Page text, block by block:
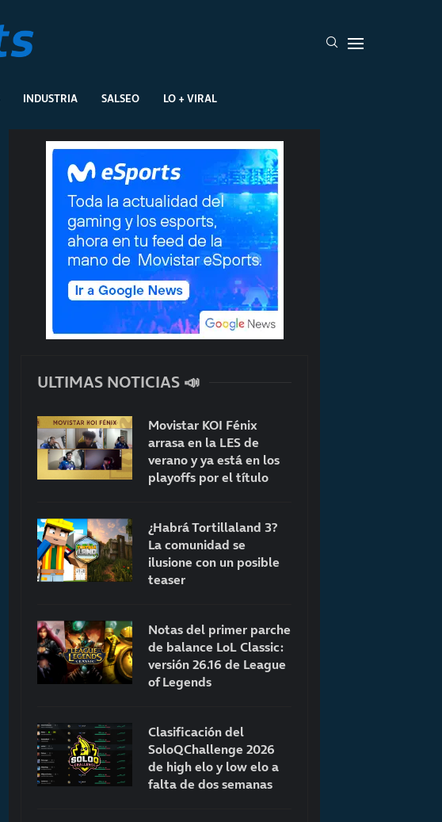
INDUSTRIA SALSEO LO + VIRAL
ULTIMAS NOTICIAS 📣
Movistar KOI Fénix
arrasa en la LES de
verano y ya está en los
playoffs por el título
¿Habrá Tortillaland 3?
La comunidad se
ilusione con un posible
teaser
Notas del primer parche
de balance LoL Classic:
versión 26.16 de League
of Legends
Clasificación del
SoloQChallenge 2026
de high elo y low elo a
falta de dos semanas